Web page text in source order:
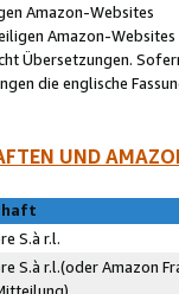
Amazon-Websites
Amazon-Websites
Übersetzungen.
die englische
UND
S.à r.l.
S.à r.l.(oder Amazon